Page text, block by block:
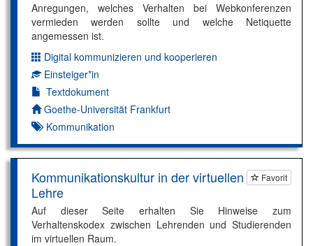
Anregungen, welches Verhalten bei Webkonferenzen
vermieden werden sollte und welche Netiquette
angemessen ist.
Dimension:
Digital kommunizieren und kooperieren
Kompetenzniveau:
Einsteiger*in
Textdokument
Autor*in:
Goethe-Universität Frankfurt
Kommunikation
Favorit
Kommunikationskultur in der virtuellen
Lehre
Auf dieser Seite erhalten Sie Hinweise zum
Verhaltenskodex zwischen Lehrenden und Studierenden
im virtuellen Raum.